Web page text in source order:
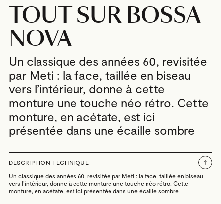
TOUT SUR BOSSA
NOVA
Un classique des années 60, revisitée
par Meti : la face, taillée en biseau
vers l’intérieur, donne à cette
monture une touche néo rétro. Cette
monture, en acétate, est ici
présentée dans une écaille sombre
DESCRIPTION TECHNIQUE
Un classique des années 60, revisitée par Meti : la face, taillée en biseau
vers l’intérieur, donne à cette monture une touche néo rétro. Cette
monture, en acétate, est ici présentée dans une écaille sombre